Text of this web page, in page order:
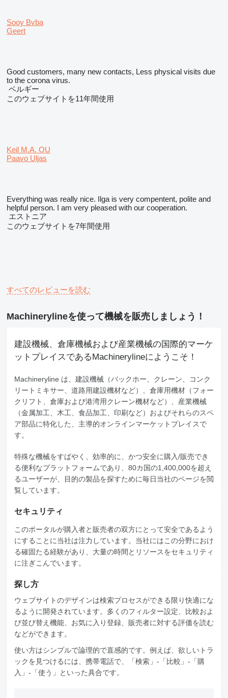
すべてのレビューを読む
Sooy Bvba
Geert
Good customers, many new contacts, Less physical visits due
to the corona virus.
ベルギー
このウェブサイトを11年間使用
Keil M.A. OU
Paavo Uljas
Everything was really nice. Ilga is very compentent, polite and
helpful person. I am very pleased with our cooperation.
エストニア
このウェブサイトを7年間使用
Machinerylineを使って機械を販売しましょう！
建設機械、倉庫機械および産業機械の国際的マーケ
ットプレイスであるMachinerylineにようこそ！
Machineryline は、建設機械（バックホー、クレーン、コンク
リートミキサー、道路用建設機材など）、倉庫用機材（フォー
クリフト、倉庫および港湾用クレーン機材など）、産業機械
（金属加工、木工、食品加工、印刷など）およびそれらのスペ
ア部品に特化した、主導的オンラインマーケットプレイスで
す。
特殊な機械をすばやく、効率的に、かつ安全に購入/販売でき
る便利なプラットフォームであり、80カ国の1,400,000を超え
るユーザーが、目的の製品を探すために毎日当社のページを閲
覧しています。
セキュリティ
このポータルが購入者と販売者の双方にとって安全であるよう
にすることに当社は注力しています。当社にはこの分野におけ
る確固たる経験があり、大量の時間とリソースをセキュリティ
に注ぎこんでいます。
探し方
ウェブサイトのデザインは検索プロセスができる限り快適にな
るように開発されています。多くのフィルター設定、比較およ
び並び替え機能、お気に入り登録、販売者に対する評価を読む
などができます。
使い方はシンプルで論理的で直感的です。例えば、欲しいトラ
ックを見つけるには、携帯電話で、「検索」-「比較」-「購
入」-「使う」といった具合です。